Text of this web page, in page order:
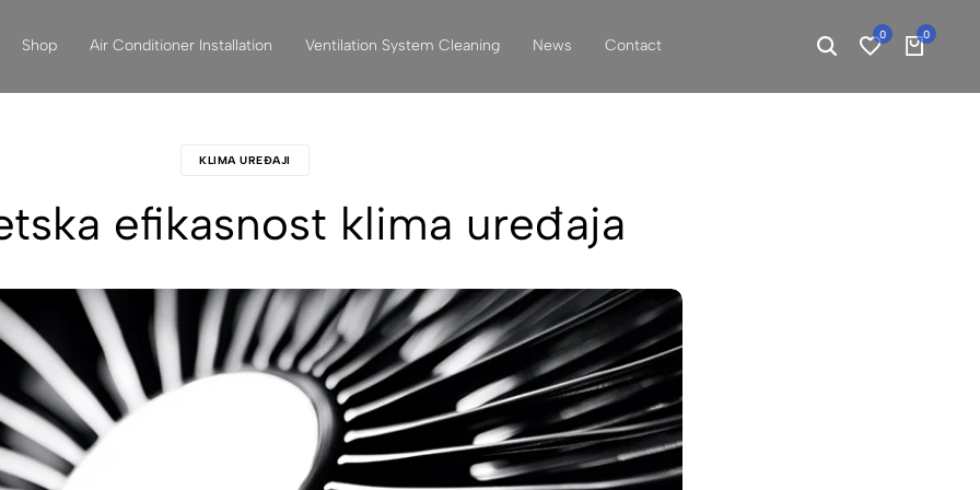
Shop Air Conditioner Installation Ventilation System Cleaning News Contact
0 0
KLIMA UREĐAJI
efikasnost klima uređaja